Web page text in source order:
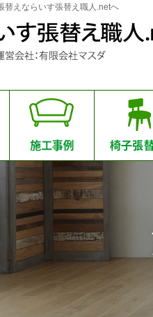
替えならいす張替え職人.netへ